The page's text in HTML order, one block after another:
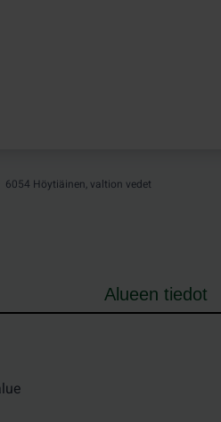
6054 Höytiäinen, valtion vedet
Alueen tiedot